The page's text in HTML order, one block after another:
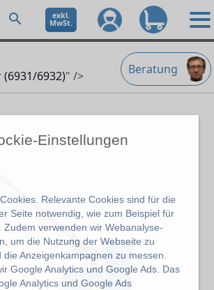
Einstellungen
Relevante Cookies sind für die
Seite notwendig, wie zum Beispiel für
Zudem verwenden wir Webanalyse-
um die Nutzung der Webseite zu
die Anzeigenkampagnen zu messen.
Google Analytics und Google Ads. Das
Analytics und Google Ads
exkl.
MwSt.
Beratung
6932)" />